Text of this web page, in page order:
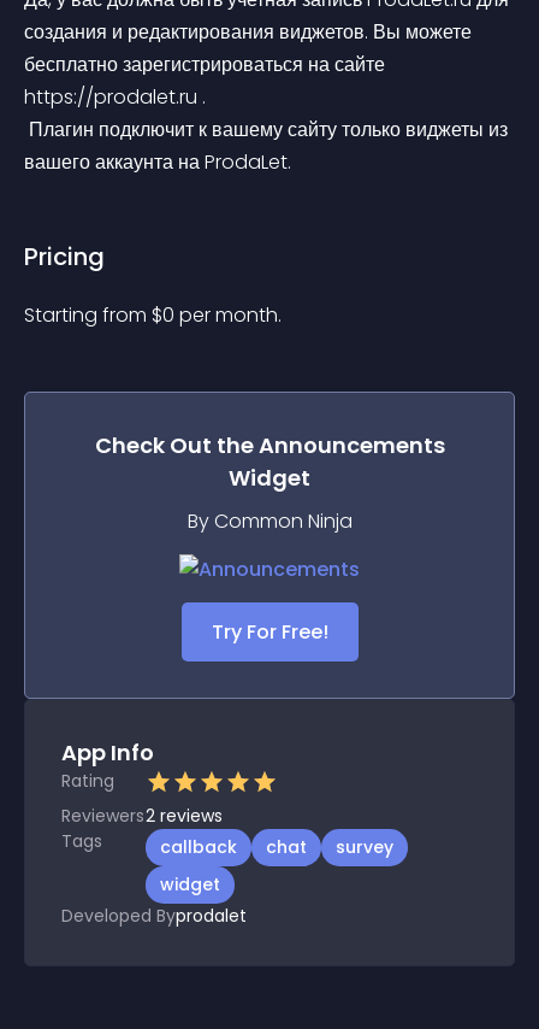
создания и редактирования виджетов. Вы можете
бесплатно зарегистрироваться на сайте
https://prodalet.ru .
вашего аккаунта на ProdaLet.
Pricing
Starting from $0 per month.
Check Out theAnnouncements
Widget
By Common Ninja
Try For Free!
App Info
Rating
Reviewers2 reviews
Tags
callback chat
survey
widget
Developed Byprodalet